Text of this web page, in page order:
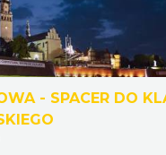
- SPACER DO